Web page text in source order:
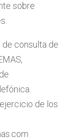
sobre
consulta de
de los